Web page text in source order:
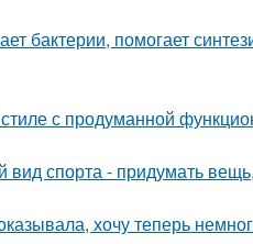
бактерии, помогает
с продуманной
вид спорта - придумать
хочу теперь